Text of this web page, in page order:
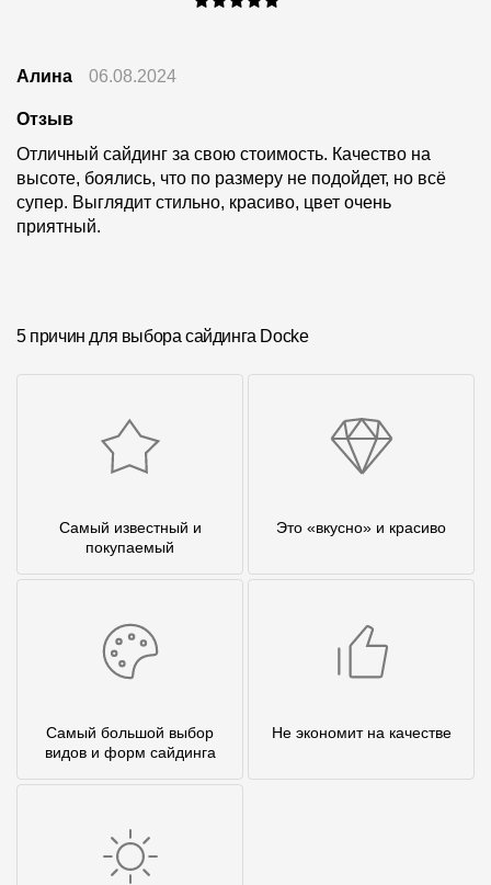
Алина 06.08.2024
Отзыв
Отличный сайдинг за свою стоимость. Качество на
высоте, боялись, что по размеру не подойдет, но всё
супер. Выглядит стильно, красиво, цвет очень
приятный.
5 причин для выбора сайдинга Docke
Самый известный и
покупаемый
Это «вкусно» и красиво
Самый большой выбор
видов и форм сайдинга
Не экономит на качестве